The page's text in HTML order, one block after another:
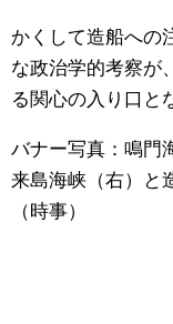
かくして造船への
な政治学的考察が
る関心の入り口と
バナー写真：鳴門
来島海峡（右）と
（時事）